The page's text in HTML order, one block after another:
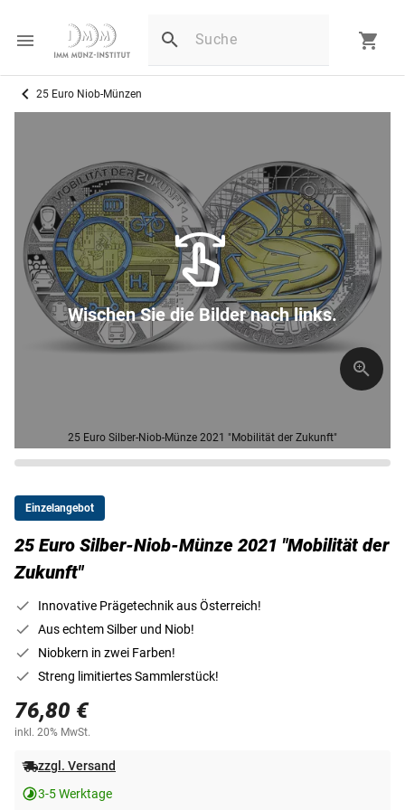
25 Euro Niob-Münzen
25 Euro Silber-Niob-Münze 2021 "Mobilität der Zukunft"
Wischen Sie die Bilder nach links.
Einzelangebot
25 Euro Silber-Niob-Münze 2021 "Mobilität der
Zukunft"
Innovative Prägetechnik aus Österreich!
Aus echtem Silber und Niob!
Niobkern in zwei Farben!
Streng limitiertes Sammlerstück!
76,80 €
inkl. 20% MwSt.
zzgl. Versand
3-5 Werktage